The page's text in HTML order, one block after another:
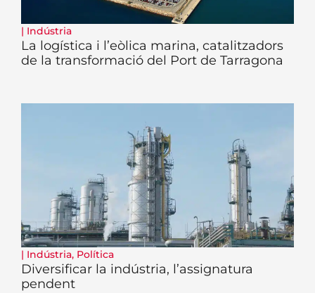
| Indústria
La logística i l’eòlica marina, catalitzadors
de la transformació del Port de Tarragona
| Indústria, Política
Diversificar la indústria, l’assignatura
pendent